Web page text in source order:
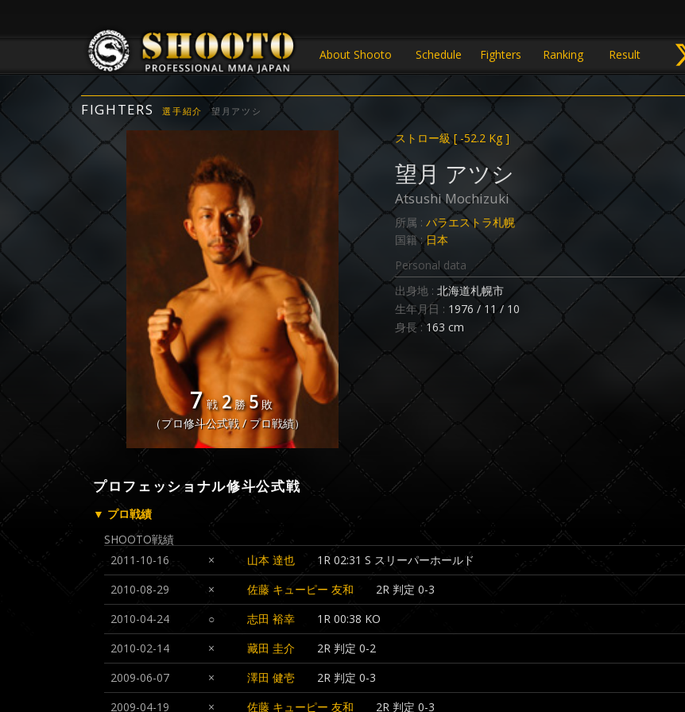
About Shooto Schedule Fighters Ranking Result
FIGHTERS 選手紹介 望月アツシ
7 戦 2 勝 5 敗
（プロ修斗公式戦 / プロ戦績）
ストロー級[ -52.2 Kg ]
望月 アツシ
Atsushi Mochizuki
所属 : パラエストラ札幌
国籍 :日本
Personal data
出身地 : 北海道札幌市
生年月日 : 1976 / 11 / 10
身長 : 163 cm
プロフェッショナル修斗公式戦
▼ プロ戦績
SHOOTO戦績
2011-10-16
× 山本 達也
1R 02:31 S スリーパーホールド
2010-08-29
× 佐藤 キューピー 友和
2R 判定 0-3
2010-04-24
○ 志田 裕幸
1R 00:38 KO
2010-02-14
× 藏田 圭介
2R 判定 0-2
2009-06-07
× 澤田 健壱
2R 判定 0-3
2009-04-19
× 佐藤 キューピー 友和 2R 判定 0-3